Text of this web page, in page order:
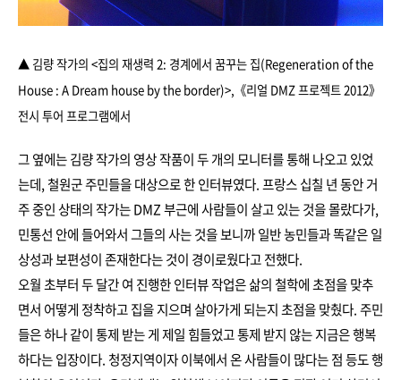
▲ 김량 작가의 <집의 재생력 2: 경계에서 꿈꾸는 집(Regeneration of the
House : A Dream house by the border)>, 《리얼 DMZ 프로젝트 2012》
전시 투어 프로그램에서
그 옆에는 김량 작가의 영상 작품이 두 개의 모니터를 통해 나오고 있었
는데, 철원군 주민들을 대상으로 한 인터뷰였다. 프랑스 십칠 년 동안 거
주 중인 상태의 작가는 DMZ 부근에 사람들이 살고 있는 것을 몰랐다가,
민통선 안에 들어와서 그들의 사는 것을 보니까 일반 농민들과 똑같은 일
상성과 보편성이 존재한다는 것이 경이로웠다고 전했다.
오월 초부터 두 달간 여 진행한 인터뷰 작업은 삶의 철학에 초점을 맞추
면서 어떻게 정착하고 집을 지으며 살아가게 되는지 초점을 맞췄다. 주민
들은 하나 같이 통제 받는 게 제일 힘들었고 통제 받지 않는 지금은 행복
하다는 입장이다. 청정지역이자 이북에서 온 사람들이 많다는 점 등도 행